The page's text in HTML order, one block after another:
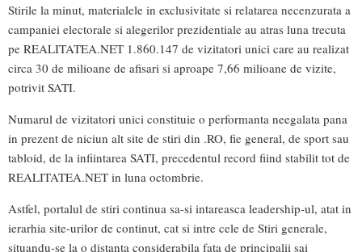
Stirile la minut, materialele in exclusivitate si relatarea necenzurata a
campaniei electorale si alegerilor prezidentiale au atras luna trecuta
pe REALITATEA.NET 1.860.147 de vizitatori unici care au realizat
circa 30 de milioane de afisari si aproape 7,66 milioane de vizite,
potrivit SATI.
Numarul de vizitatori unici constituie o performanta neegalata pana
in prezent de niciun alt site de stiri din .RO, fie general, de sport sau
tabloid, de la infiintarea SATI, precedentul record fiind stabilit tot de
REALITATEA.NET in luna octombrie.
Astfel, portalul de stiri continua sa-si intareasca leadership-ul, atat in
ierarhia site-urilor de continut, cat si intre cele de Stiri generale,
situandu-se la o distanta considerabila fata de principalii sai